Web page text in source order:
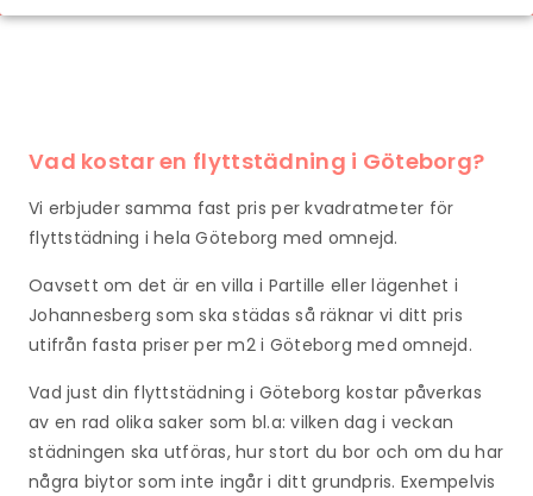
Vad kostar en flyttstädning i Göteborg?
Vi erbjuder samma fast pris per kvadratmeter för
flyttstädning i hela Göteborg med omnejd.
Oavsett om det är en villa i Partille eller lägenhet i
Johannesberg som ska städas så räknar vi ditt pris
utifrån fasta priser per m2 i Göteborg med omnejd.
Vad just din flyttstädning i Göteborg kostar påverkas
av en rad olika saker som bl.a:vilken dag i veckan
städningen ska utföras, hur stort du bor och om du har
några biytor som inte ingår i ditt grundpris. Exempelvis